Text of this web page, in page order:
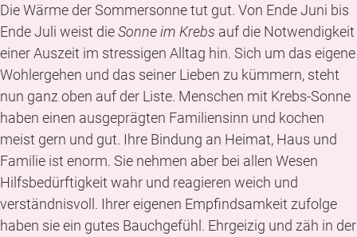
Die Wärme der Sommersonne tut gut. Von Ende Juni bis
Ende Juli weist dieSonne im Krebs auf die Notwendigkeit
einer Auszeit im stressigen Alltag hin. Sich um das eigene
Wohlergehen und das seiner Lieben zu kümmern, steht
nun ganz oben auf der Liste. Menschen mit Krebs-Sonne
haben einen ausgeprägten Familiensinn und kochen
meist gern und gut. Ihre Bindung an Heimat, Haus und
Familie ist enorm. Sie nehmen aber bei allen Wesen
Hilfsbedürftigkeit wahr und reagieren weich und
verständnisvoll. Ihrer eigenen Empfindsamkeit zufolge
haben sie ein gutes Bauchgefühl. Ehrgeizig und zäh in der